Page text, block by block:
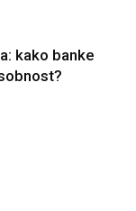
kako banke